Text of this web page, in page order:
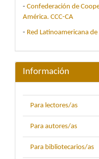
- Confederación de
América. CCC-CA
- Red Latinoamericana
Información
Para lectores/as
Para autores/as
Para bibliotecarios/as